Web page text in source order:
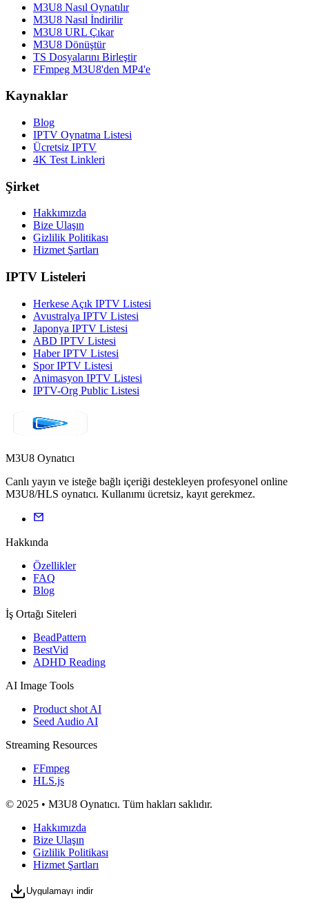
M3U8 Nasıl Oynatılır
M3U8 Nasıl İndirilir
M3U8 URL Çıkar
M3U8 Dönüştür
TS Dosyalarını Birleştir
FFmpeg M3U8'den MP4'e
Kaynaklar
Blog
IPTV Oynatma Listesi
Ücretsiz IPTV
4K Test Linkleri
Şirket
Hakkımızda
Bize Ulaşın
Gizlilik Politikası
Hizmet Şartları
IPTV Listeleri
Herkese Açık IPTV Listesi
Avustralya IPTV Listesi
Japonya IPTV Listesi
ABD IPTV Listesi
Haber IPTV Listesi
Spor IPTV Listesi
Animasyon IPTV Listesi
IPTV-Org Public Listesi
M3U8 Oynatıcı
Canlı yayın ve isteğe bağlı içeriği destekleyen profesyonel online
M3U8/HLS oynatıcı. Kullanımı ücretsiz, kayıt gerekmez.
Hakkında
Özellikler
FAQ
Blog
İş Ortağı Siteleri
BeadPattern
BestVid
ADHD Reading
AI Image Tools
Product shot AI
Seed Audio AI
Streaming Resources
FFmpeg
HLS.js
© 2025 • M3U8 Oynatıcı. Tüm hakları saklıdır.
Hakkımızda
Bize Ulaşın
Gizlilik Politikası
Hizmet Şartları
Uygulamayı indir